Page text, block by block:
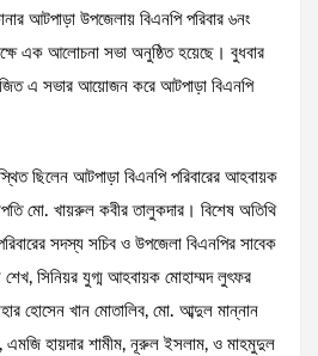
আটপাড়া উপজেলায় বিএনপি পরিবার ৬নং
এক আলোচনা সভা অনুষ্ঠিত হয়েছে। বুধবার
এ সভার আয়োজন করে আটপাড়া বিএনপি
ছিলেন আটপাড়া বিএনপি পরিবারের আহবায়ক
মো. খায়রুল কবীর তালুকদার। বিশেষ অতিথি
সদস্য সচিব ও উপজেলা বিএনপির সাবেক
সিনিয়র যুগ্ম আহবায়ক মোহাম্মদ লুৎফর
হোসেন খান মোতালিব, মো. আব্দুল মান্নান
এমজি হায়দার শামীম, নূরুল ইসলাম, ও মাহমুদুল